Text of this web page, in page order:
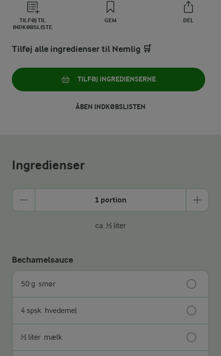
TILFØJ TIL
INDKØBSLISTE
GEM DEL
Tilføj alle ingredienser til Nemlig 🛒
TILFØJ INGREDIENSERNE
ÅBEN INDKØBSLISTEN
Ingredienser
1 portion
ca. ½ liter
Bechamelsauce
50 g smør
4 spsk hvedemel
½ liter mælk